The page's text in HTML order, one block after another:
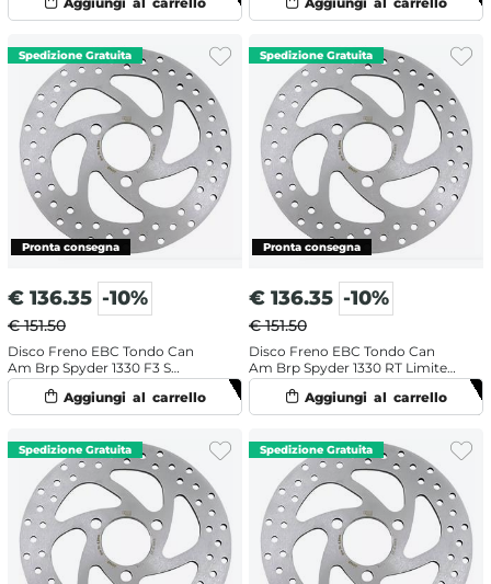
€ 136.35 -10%
€ 151.50
Disco Freno EBC Tondo Can
Am Brp Spyder 1330 F3 S
Daytona 500 (2017) Anteriore
€ 136.35 -10%
€ 151.50
Disco Freno EBC Tondo Can
Am Brp Spyder 1330 RT Limited
(2015-2017) Anteriore